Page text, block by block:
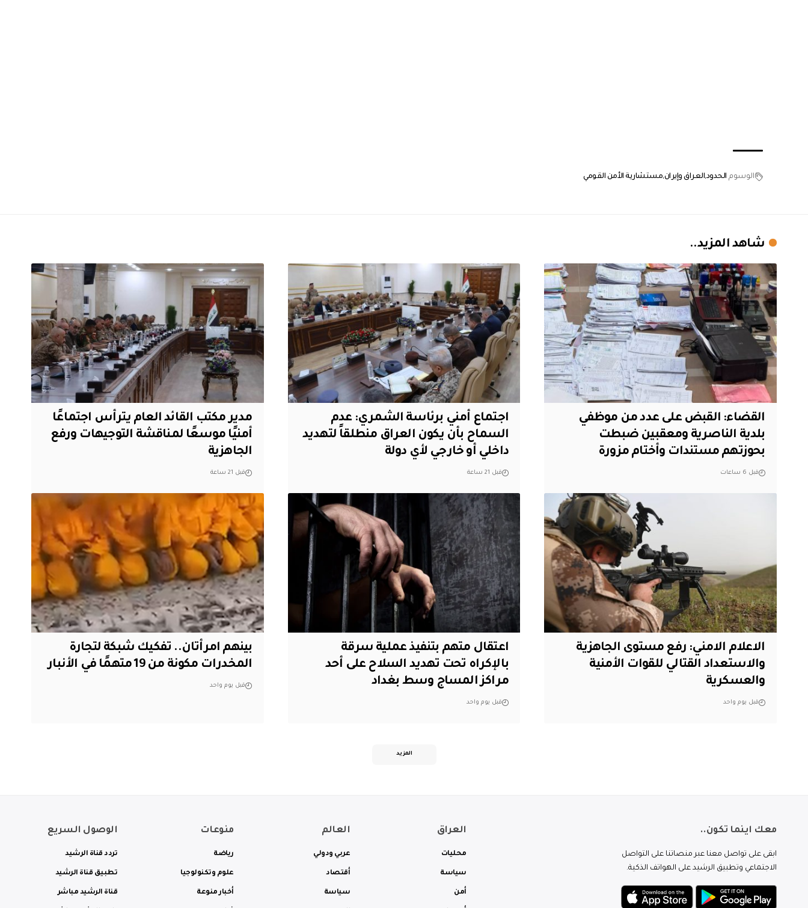
الوسوم الحدود العراق وإيران مستشارية الأمن القومي
شاهد المزيد..
القضاء: القبض على عدد من موظفي
بلدية الناصرية ومعقبين ضبطت
بحوزتهم مستندات وأختام مزورة
قبل 6 ساعات
اجتماع أمني برئاسة الشمري: عدم
السماح بأن يكون العراق منطلقاً لتهديد
داخلي أو خارجي لأي دولة
قبل 21 ساعة
مدير مكتب القائد العام يترأس اجتماعًا
أمنيًا موسعًا لمناقشة التوجيهات ورفع
الجاهزية
قبل 21 ساعة
الاعلام الامني: رفع مستوى الجاهزية
والاستعداد القتالي للقوات الأمنية
والعسكرية
قبل يوم واحد
اعتقال متهم بتنفيذ عملية سرقة
بالإكراه تحت تهديد السلاح على أحد
مراكز المساج وسط بغداد
قبل يوم واحد
بينهم امرأتان.. تفكيك شبكة لتجارة
المخدرات مكونة من 19 متهمًا في الأنبار
قبل يوم واحد
المزيد
معك اينما تكون..
ابقى على تواصل معنا عبر منصاتنا على التواصل
الاجتماعي وتطبيق الرشيد على الهواتف الذكية.
العراق
محليات
سياسة
أمن
العالم
عربي ودولي
أقتصاد
سياسة
منوعات
رياضة
علوم وتكنولوجيا
أخبار منوعة
الوصول السريع
تردد قناة الرشيد
تطبيق قناة الرشيد
قناة الرشيد مباشر